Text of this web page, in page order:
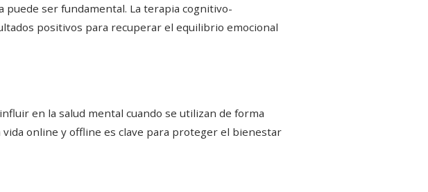
puede ser fundamental. La terapia cognitivo-
positivos para recuperar el equilibrio emocional
en la salud mental cuando se utilizan de forma
online y offline es clave para proteger el bienestar